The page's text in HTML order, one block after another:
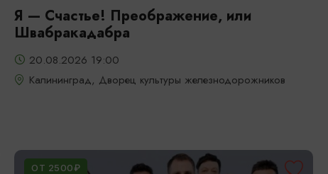
Я — Счастье! Преображение, или
Швабракадабра
20.08.2026 19:00
Калининград, Дворец культуры железнодорожников
ОТ 2500₽